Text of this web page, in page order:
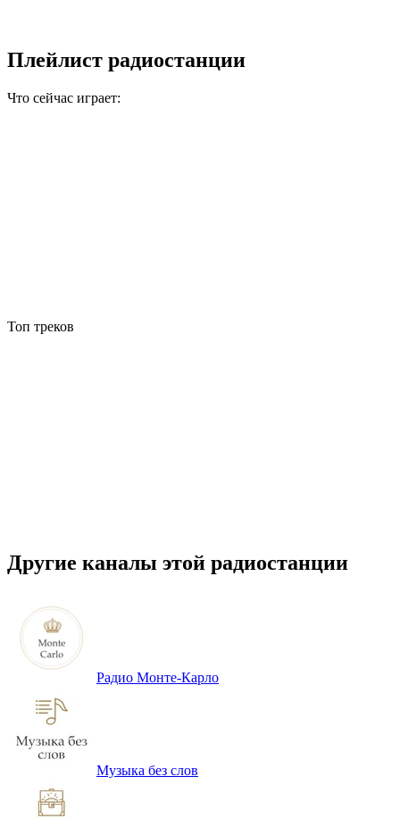
Плейлист радиостанции
Что сейчас играет:
Топ треков
Другие каналы этой радиостанции
Радио Монте-Карло
Музыка без слов